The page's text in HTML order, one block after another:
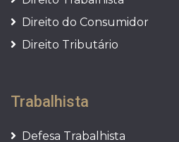
Direito do Consumidor
Direito Tributário
Trabalhista
Defesa Trabalhista